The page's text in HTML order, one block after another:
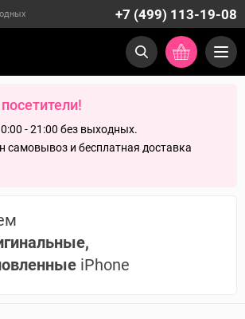
+7 (499) 113-19-08
- 21:00 без выходных.
самовывоз и бесплатная доставка
iPhone